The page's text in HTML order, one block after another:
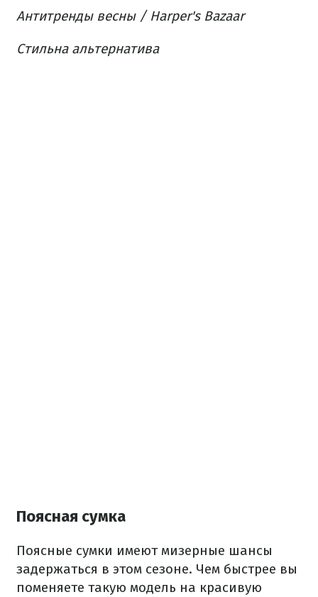
Антитренды весны / Harper's Bazaar
Cтильна альтернатива
Поясная сумка
Поясные сумки имеют мизерные шансы
задержаться в этом сезоне. Чем быстрее вы
поменяете такую модель на красивую